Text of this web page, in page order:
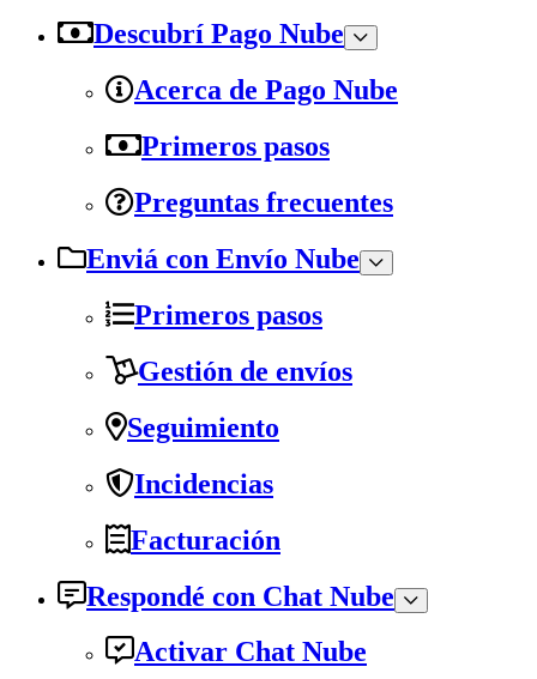
Descubrí Pago Nube
Acerca de Pago Nube
Primeros pasos
Preguntas frecuentes
Enviá con Envío Nube
Primeros pasos
Gestión de envíos
Seguimiento
Incidencias
Facturación
Respondé con Chat Nube
Activar Chat Nube